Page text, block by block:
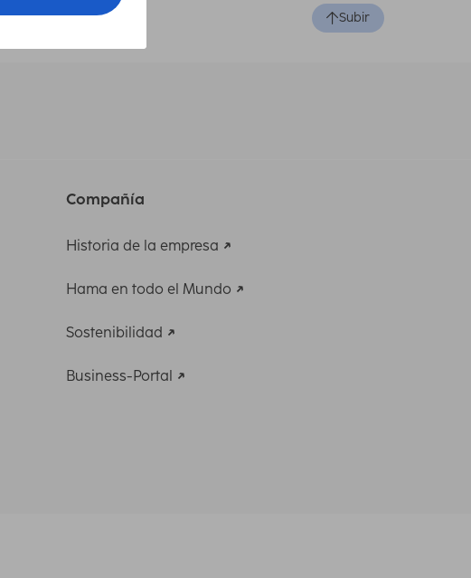
Subir
Compañía
Historia de la empresa
Hama en todo el Mundo
Sostenibilidad
Business-Portal